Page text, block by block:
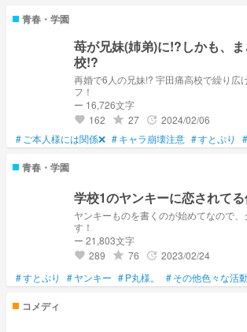
青春・学園
苺が兄妹(姉弟)に!?しかも、
校!?
再婚で6人の兄妹!? 宇田痛高校で繰り広
フ！
ー 16,726文字
favorite 162 grade 27 update 2024/02/06
# ご本人様には関係❌ #キャラ崩壊注意 #すとぷり #
青春・学園
学校1のヤンキーに恋されてる
ヤンキーものを書くのが始めてなので
す！
ー 21,803文字
favorite 289 grade 76 update 2023/02/24
#すとぷり #ヤンキー #P丸様。 #その他色々な活
コメディ